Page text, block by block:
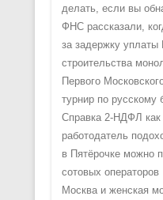
делать, если вы
ФНС рассказали,
за задержку
строительства
Первого
турнир по
Справка 2-НДФЛ как
работодатель
в Пятёрочке можно
сотовых операторов
Москва и женская